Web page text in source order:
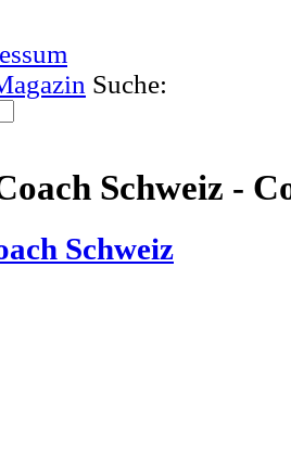
Suche:
Schweiz -
Schweiz